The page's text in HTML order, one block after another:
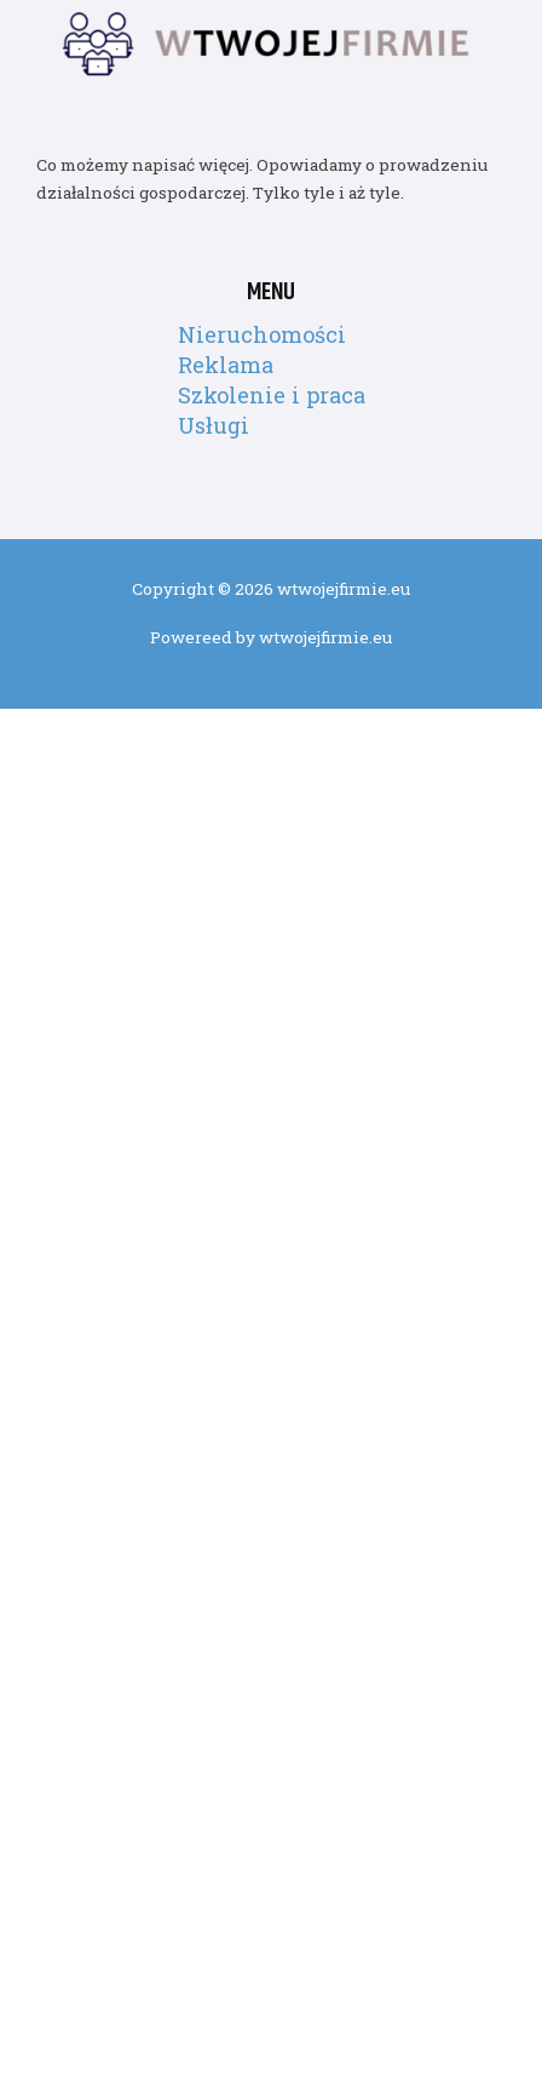
Co możemy napisać więcej. Opowiadamy o prowadzeniu
działalności gospodarczej. Tylko tyle i aż tyle.
MENU
Nieruchomości
Reklama
Szkolenie i praca
Usługi
Copyright © 2026 wtwojejfirmie.eu
Powereed by wtwojejfirmie.eu